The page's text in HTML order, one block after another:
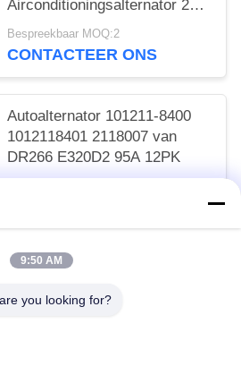
Airconditioningsalternator 24V
80A 74-46 600-825-6110 van
R305
Bespreekbaar MOQ:2
CONTACTEER ONS
Autoalternator 101211-8400
1012118401 2118007 van
DR266 E320D2 95A 12PK
9:50 AM
you looking for?